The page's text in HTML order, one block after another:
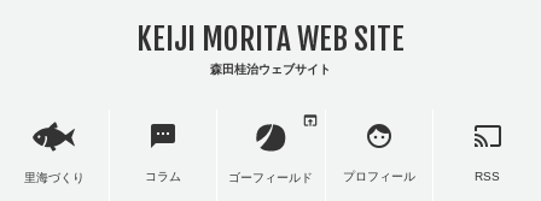
KEIJI MORITA WEB SITE
森田桂治ウェブサイト
里海づくり
sms
コラム ゴーフィールド
open_in_browser
face
プロフィール
cast
RSS